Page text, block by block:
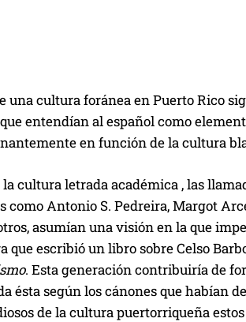
una cultura foránea en Puerto Rico
entendían al español como
en función de la cultura
la cultura letrada académica , las
como Antonio S. Pedreira, Margot
asumían una visión en la que
que escribió un libro sobre Celso
. Esta generación contribuiría de
ésta según los cánones que habían
de la cultura puertorriqueña